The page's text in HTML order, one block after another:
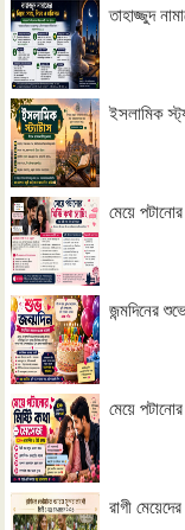
তাহাজ্জুদ
ইসলামিক
মেয়ে পটানোর
জন্মদিনের
মেয়ে
রাগী